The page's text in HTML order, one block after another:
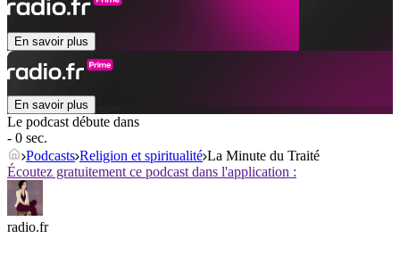
En savoir plus
En savoir plus
Le podcast débute dans
- 0 sec.
Podcasts Religion et spiritualité La Minute du Traité
Écoutez gratuitement ce podcast dans l'application :
radio.fr